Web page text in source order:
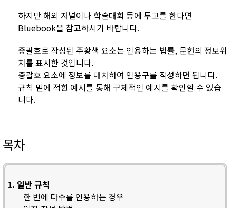
하지만 해외 저널이나 학술대회 등에 투고를 한다면
Bluebook을 참고하시기 바랍니다.
중괄호로 작성된 주황색 요소는 인용하는 법률, 문헌의 정보위
치를 표시한 것입니다.
중괄호 요소에 정보를 대치하여 인용구를 작성하면 됩니다.
규칙 밑에 적힌 예시를 통해 구체적인 예시를 확인할 수 있습
니다.
목차
1. 일반 규칙
한 번에 다수를 인용하는 경우